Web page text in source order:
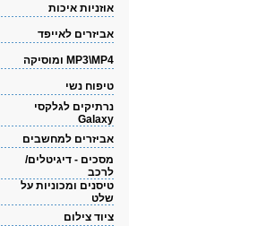
אוזניות איכות
אביזרים לאייפד
MP3\MP4 ומוסיקה
טיפוח נשי
נרתיקים לגלקסי
Galaxy
אביזרים למחשבים
מסכים - דיגיטלים/
לרכב
טיסנים ומכוניות על
שלט
ציוד צילום